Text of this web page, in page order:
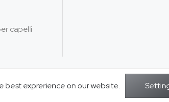
capelli
Copyright © 2026Gioielli Jusnova -
best exprerience on our website.